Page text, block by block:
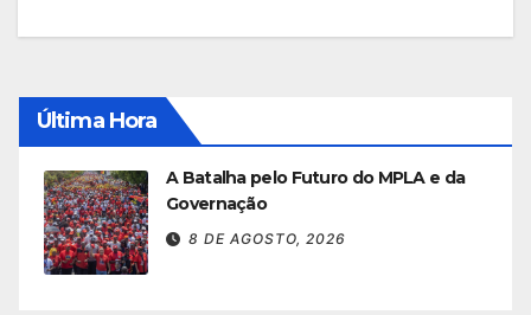
Última Hora
A Batalha pelo Futuro do MPLA e da
Governação
8 DE AGOSTO, 2026